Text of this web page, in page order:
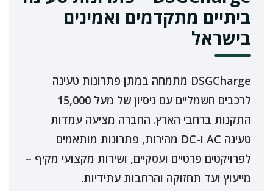
ביתיים מתקדמים ואמינים
בישראל
DSGCharge מתמחה במתן פתרונות טעינה
לרכבים חשמליים עם ניסיון של מעל 15,000
התקנות ברחבי הארץ. החברה מציעה עמדות
טעינה AC ו-DC מהירות, פתרונות מותאמים
לפרויקטים פרטיים ועסקיים, ושירות מקצועי מקיף –
מייעוץ ועד תחזוקה והרחבות עתידיות.